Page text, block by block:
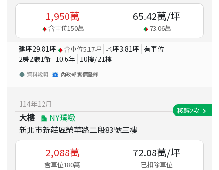
1,950萬
含車位150萬
65.42萬/坪
73.06萬
建坪29.81坪 含車位5.17坪 地坪3.81坪 有車位
2房2廳1衛 10.6年 10樓/21樓
資料說明 內政部實價登錄
114年12月
大樓
NY璞緻
新北市新莊區榮華路二段83號三樓
移轉2次
2,088萬
含車位180萬
72.08萬/坪
已扣除車位